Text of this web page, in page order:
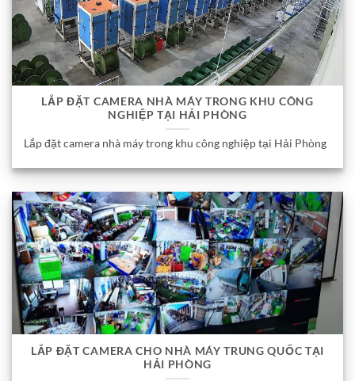
LẮP ĐẶT CAMERA NHÀ MÁY TRONG KHU CÔNG
NGHIỆP TẠI HẢI PHÒNG
Lắp đặt camera nhà máy trong khu công nghiệp tại Hải Phòng
LẮP ĐẶT CAMERA CHO NHÀ MÁY TRUNG QUỐC TẠI
HẢI PHÒNG